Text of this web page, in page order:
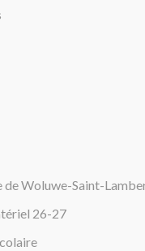
de Woluwe-Saint-
26-27